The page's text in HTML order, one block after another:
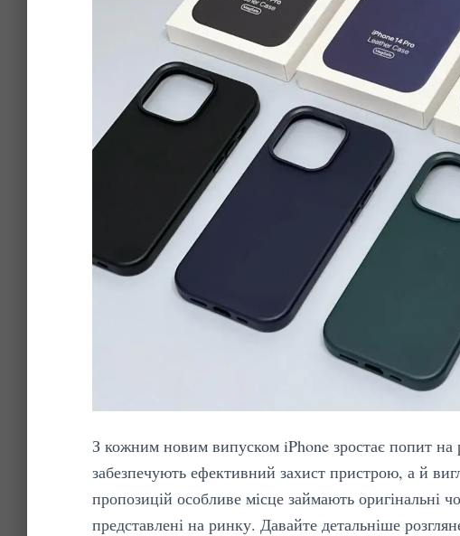
З кожним новим випуском iPhone зростає попит на
забезпечують ефективний захист пристрою, а й
пропозицій особливе місце займають оригінальні
представлені на ринку. Давайте детальніше